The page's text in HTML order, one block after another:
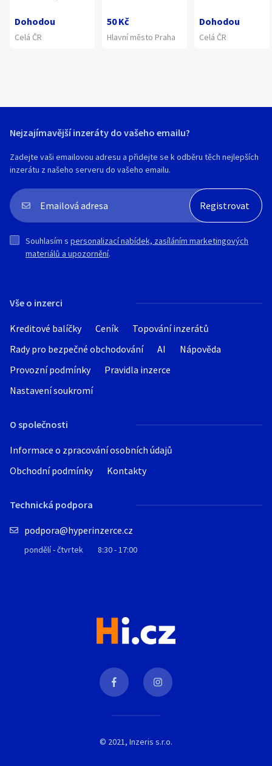
Dohodou
Celá ČR
50 Kč
Hlavní město Praha
Dohodou
Celá ČR
Vše o inzerci
Kreditové balíčky Ceník
Topování inzerátů
Rady pro bezpečné obchodování
AI
Nápověda
Provozní podmínky
Pravidla inzerce
Nastavení soukromí
O společnosti
Informace o zpracování osobních údajů
Obchodní podmínky
Kontakty
Technická podpora
podpora@hyperinzerce.cz
pondělí - čtvrtek 8:30 - 17:00
Nejzajímavější inzeráty do vašeho emailu?
Zadejte vaši emailovou adresu a přidejte se k odběru těch nejlepších
inzerátu z našeho serveru do vašeho emailu.
Souhlasím s personalizací nabídek, zasíláním marketingových
materiálů a upozornění.
© 2021, Inzeris s.r.o.